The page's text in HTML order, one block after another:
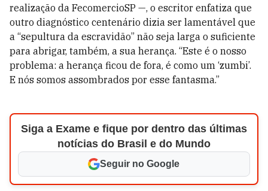
realização da FecomercioSP —, o escritor enfatiza que
outro diagnóstico centenário dizia ser lamentável que
a “sepultura da escravidão” não seja larga o suficiente
para abrigar, também, a sua herança. “Este é o nosso
problema: a herança ficou de fora, é como um ‘zumbi’.
E nós somos assombrados por esse fantasma.”
Siga a Exame e fique por dentro das últimas
notícias do Brasil e do Mundo
Seguir no Google